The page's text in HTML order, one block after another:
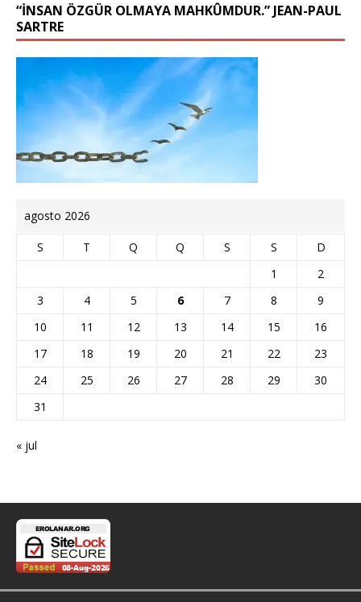
“İNSAN ÖZGÜR OLMAYA MAHKÛMDUR.” JEAN-PAUL
SARTRE
agosto 2026
S T Q Q S S
D
1
2
3
4 5 6 7 8
9
10
11 12 13 14 15
16
17
18 19 20 21 22
23
24
25 26 27 28 29
30
31
« jul